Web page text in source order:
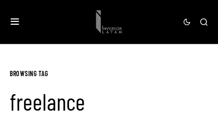
BROWSING TAG
freelance